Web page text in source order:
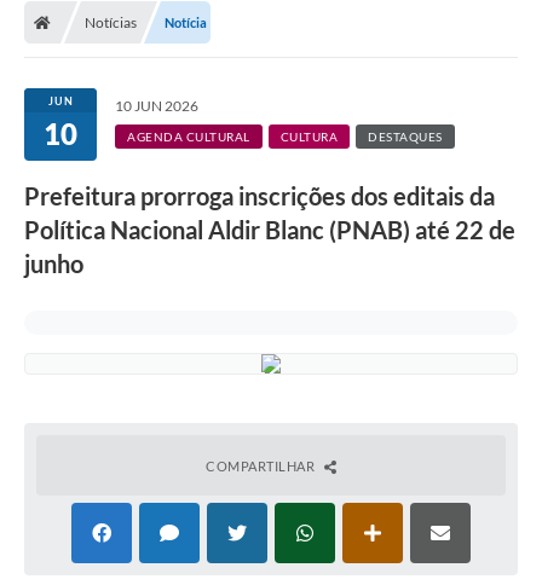
Notícias Notícia
JUN
10
10 JUN 2026
AGENDA CULTURAL CULTURA DESTAQUES
Prefeitura prorroga inscrições dos editais da
Política Nacional Aldir Blanc (PNAB) até 22 de
junho
COMPARTILHAR